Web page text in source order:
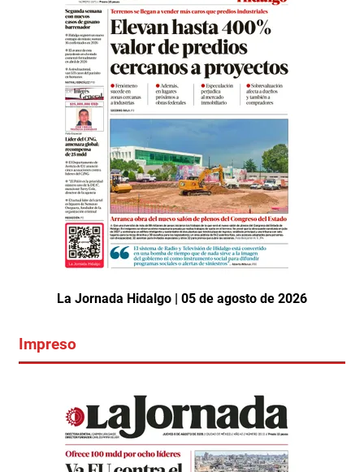
La Jornada Hidalgo | 05 de agosto de 2026
Impreso